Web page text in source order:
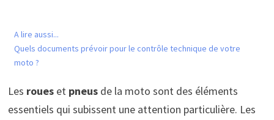
A lire aussi...
Quels documents prévoir pour le contrôle technique de votre
moto ?
Les roueset pneusde la moto sont des éléments
essentiels qui subissent une attention particulière. Les